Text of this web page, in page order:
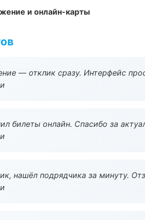
и онлайн-карты
— отклик сразу. Интерфейс
билеты онлайн. Спасибо за
нашёл подрядчика за минуту.